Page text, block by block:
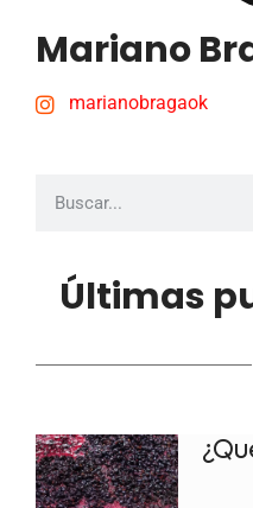
Mariano
marianobragaok
Últimas